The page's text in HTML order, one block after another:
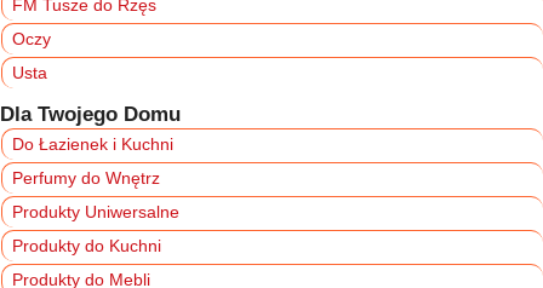
FM Tusze do Rzęs
Oczy
Usta
Dla Twojego Domu
Do Łazienek i Kuchni
Perfumy do Wnętrz
Produkty Uniwersalne
Produkty do Kuchni
Produkty do Mebli